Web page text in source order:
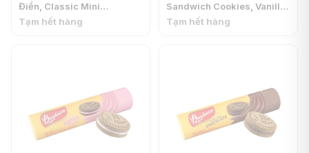
Điển, Classic Mini
Panettone, 2.8 oz (80g) -
Tạm hết hàng
Sandwich Cookies, Vanilla
Flavor (125g) - BAUDUCCO
Tạm hết hàng